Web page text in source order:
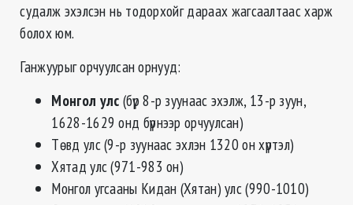
судалж эхэлсэн нь тодорхойг дараах жагсаалтаас харж
болох юм.
Ганжуурыг орчуулсан орнууд:
Монгол улс (бүр 8-р зуунаас эхэлж, 13-р зуун,
1628-1629 онд бүрнээр орчуулсан)
Төвд улс (9-р зуунаас эхлэн 1320 он хүртэл)
Хятад улс (971-983 он)
Монгол угсааны Кидан (Хятан) улс (990-1010)